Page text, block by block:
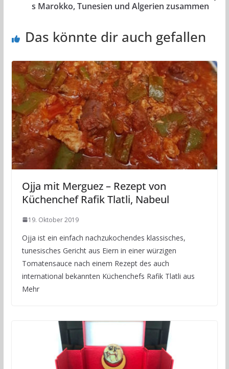
s Marokko, Tunesien und Algerien zusammen
Das könnte dir auch gefallen
Ojja mit Merguez – Rezept von
Küchenchef Rafik Tlatli, Nabeul
19. Oktober 2019
Ojja ist ein einfach nachzukochendes klassisches,
tunesisches Gericht aus Eiern in einer würzigen
Tomatensauce nach einem Rezept des auch
international bekannten Küchenchefs Rafik Tlatli aus
Mehr